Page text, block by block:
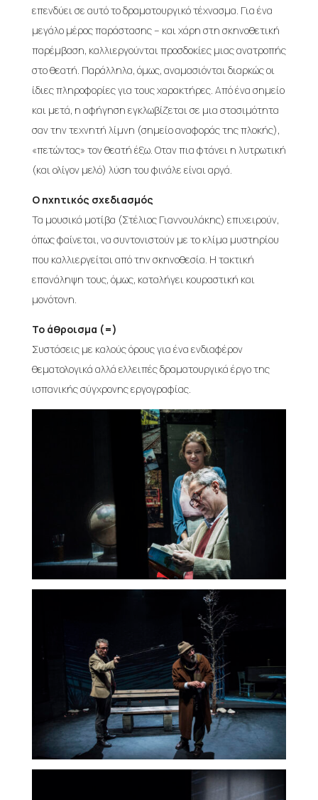
επενδύει σε αυτό το δραματουργικό τέχνασμα. Για ένα
μεγάλο μέρος παράστασης – και χάρη στη σκηνοθετική
παρέμβαση, καλλιεργούνται προσδοκίες μιας ανατροπής
στο θεατή. Παράλληλα, όμως, αναμασιόνται διαρκώς οι
ίδιες πληροφορίες για τους χαρακτήρες. Από ένα σημείο
και μετά, η αφήγηση εγκλωβίζεται σε μια στασιμότητα
σαν την τεχνητή λίμνη (σημείο αναφοράς της πλοκής),
«πετώντας» τον θεατή έξω. Οταν πια φτάνει η λυτρωτική
(και ολίγον μελό) λύση του φινάλε είναι αργά.
O ηχητικός σχεδιασμός
Τα μουσικά μοτίβα (Στέλιος Γιαννουλάκης) επιχειρούν,
όπως φαίνεται, να συντονιστούν με το κλίμα μυστηρίου
που καλλιεργείται από την σκηνοθεσία. Η τακτική
επανάληψη τους, όμως, καταλήγει κουραστική και
μονότονη.
Το άθροισμα (=)
Συστάσεις με καλούς όρους για ένα ενδιαφέρον
θεματολογικά αλλά ελλειπές δραματουργικά έργο της
ισπανικής σύγχρονης εργογραφίας.